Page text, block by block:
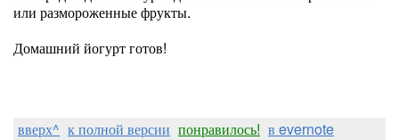
или размороженные фрукты.
Домашний йогурт готов!
вверх^ к полной версии понравилось! в evernote